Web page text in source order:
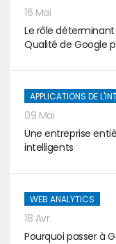
16 Mai
Le rôle
Qualité de Google
APPLICATIONS DE
09 Mai
Une entreprise
intelligents
WEB ANALYTICS
18 Avr
Pourquoi passer à